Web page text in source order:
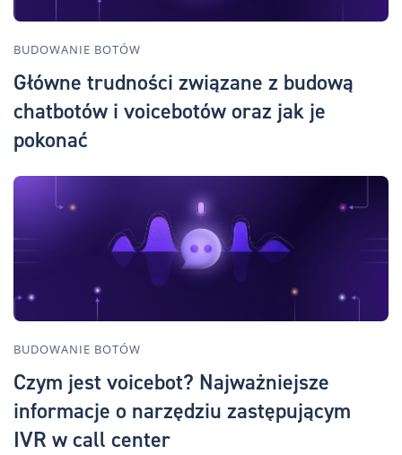
BUDOWANIE BOTÓW
Główne trudności związane z budową
chatbotów i voicebotów oraz jak je
pokonać
BUDOWANIE BOTÓW
Czym jest voicebot? Najważniejsze
informacje o narzędziu zastępującym
IVR w call center